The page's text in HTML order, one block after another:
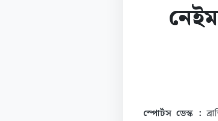
স্পোর্টস ডেস্ক :